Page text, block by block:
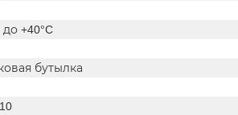
до +40°C
бутылка